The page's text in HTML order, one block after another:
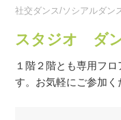
社交ダンス/ソシアルダン
スタジオ ダ
１階２階とも専用フ
す。お気軽にご参加く